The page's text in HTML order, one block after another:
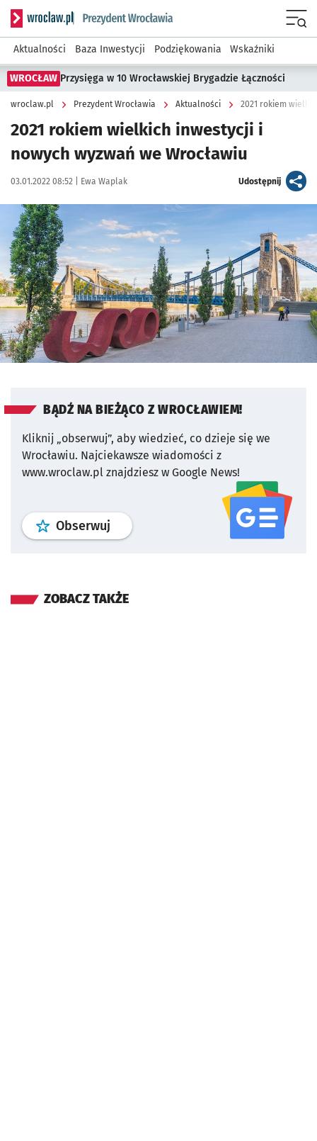
Serwis informacyjny wroclaw.pl podserwis: Prezydent
Aktualności Baza Inwestycji Podziękowania Wskaźniki
WROCŁAW Przysięga w 10 Wrocławskiej Brygadzie Łączności
wroclaw.pl Prezydent Wrocławia Aktualności 2021 rokiem
2021 rokiem wielkich inwestycji i
nowych wyzwań we Wrocławiu
Data publikacji:
03.01.2022 08:52 | Autor:
Ewa Waplak Udostępnijartykuł
Kliknij, aby powiększyć
BĄDŹ NA BIEŻĄCO Z WROCŁAWIEM!
Kliknij „obserwuj”, aby wiedzieć, co dzieje się we
Wrocławiu. Najciekawsze wiadomości z
www.wroclaw.pl znajdziesz w Google News!
Obserwuj profil serwisu
ZOBACZ TAKŻE